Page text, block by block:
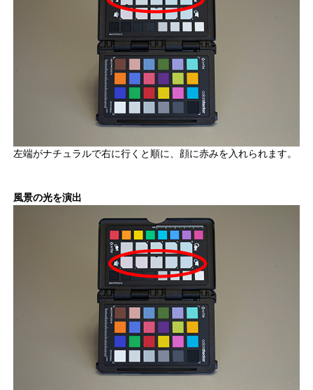
左端がナチュラルで右に行くと順に、顔に赤みを入れられます。
風景の光を演出